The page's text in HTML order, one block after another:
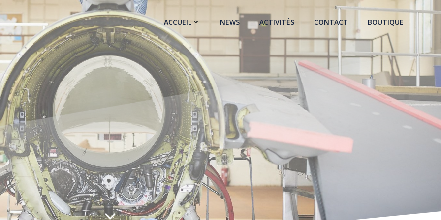
ACCUEIL NEWS ACTIVITÉS CONTACT BOUTIQUE